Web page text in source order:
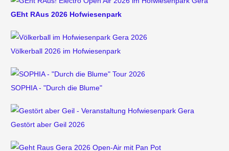
GEht RAus 2026 Hofwiesenpark
Völkerball 2026 im Hofwiesenpark
SOPHIA - "Durch die Blume"
Gestört aber Geil 2026